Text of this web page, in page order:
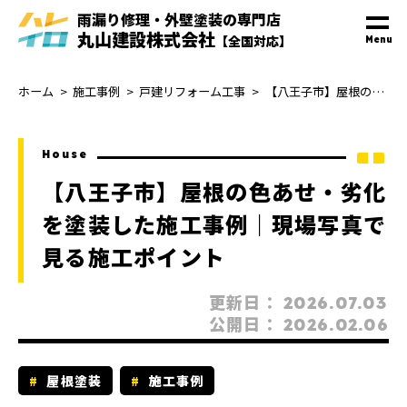
雨漏り修理・外壁塗装の専門店
丸山建設株式会社 【全国対応】 Menu
ホーム 施工事例 戸建リフォーム工事 【八王子市】屋根の色あせ・劣化を塗装した施工事例｜現場写真で見る施工ポイント
House
【八王子市】屋根の色あせ・劣化
を塗装した施工事例｜現場写真で
見る施工ポイント
更新日：2026.07.03
公開日：2026.02.06
屋根塗装 施工事例